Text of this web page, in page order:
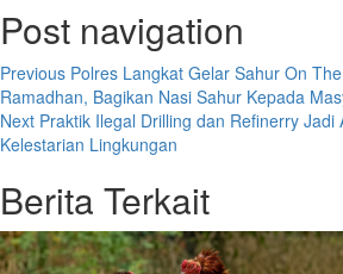
Post navigation
Previous Polres Langkat Gelar Sahur On
Ramadhan, Bagikan Nasi Sahur Kepada
Next Praktik Ilegal Drilling dan Refinerry Jadi
Kelestarian Lingkungan
Berita Terkait